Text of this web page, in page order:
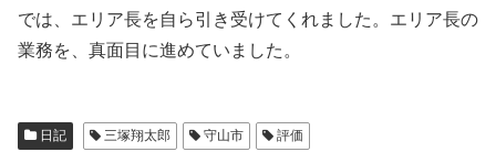
では、エリア長を自ら引き受けてくれました。エリア長の
業務を、真面目に進めていました。
日記 三塚翔太郎 守山市 評価